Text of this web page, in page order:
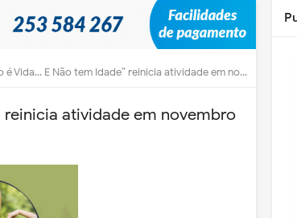
Vida… E Não tem Idade” reinicia atividade em novembro
reinicia atividade em novembro